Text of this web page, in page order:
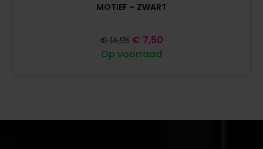
MOTIEF – ZWART
Op voorraad
€ 14,95 € 7,50